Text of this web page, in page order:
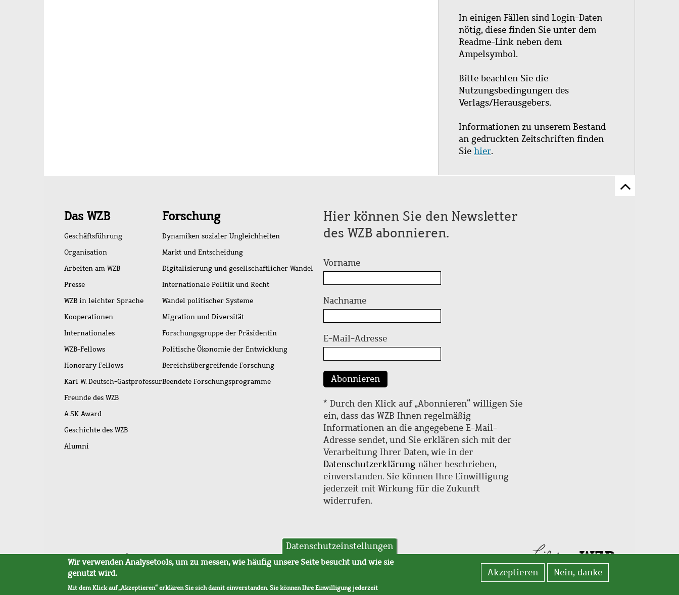
In einigen Fällen sind Login-Daten
nötig, diese finden Sie unter dem
Readme-Link neben dem
Ampelsymbol.
Bitte beachten Sie die
Nutzungsbedingungen des
Verlags/Herausgebers.
Informationen zu unserem Bestand
an gedruckten Zeitschriften finden
Sie hier.
Zum
Schnellzugriff
Das WZB
Geschäftsführung
Organisation
Arbeiten am WZB
Presse
WZB in leichter Sprache
Kooperationen
Internationales
WZB-Fellows
Honorary Fellows
Karl W. Deutsch-Gastprofessur
Freunde des WZB
A.SK Award
Geschichte des WZB
Alumni
Forschung
Dynamiken sozialer Ungleichheiten
Markt und Entscheidung
Digitalisierung und gesellschaftlicher Wandel
Internationale Politik und Recht
Wandel politischer Systeme
Migration und Diversität
Forschungsgruppe der Präsidentin
Politische Ökonomie der Entwicklung
Bereichsübergreifende Forschung
Beendete Forschungsprogramme
Hier können Sie den Newsletter
des WZB abonnieren.
Vorname
Nachname
E-Mail-Adresse
Abonnieren
* Durch den Klick auf „Abonnieren“ willigen Sie
ein, dass das WZB Ihnen regelmäßig
Informationen an die angegebene E-Mail-
Adresse sendet, und Sie erklären sich mit der
Verarbeitung Ihrer Daten, wie in der
Datenschutzerklärung näher beschrieben,
einverstanden. Sie können Ihre Einwilligung
jederzeit mit Wirkung für die Zukunft
widerrufen.
Fußleistenmenü
SitemapBarrierefreiheitImpressumDatenschutzAVB
Datenschutzeinstellungen
Wir verwenden Analysetools, um zu messen, wie häufig unsere Seite besucht und wie sie
genutzt wird.
Mit dem Klick auf „Akzeptieren“ erklären Sie sich damit einverstanden. Sie können Ihre Einwilligung jederzeit
Akzeptieren Nein, danke